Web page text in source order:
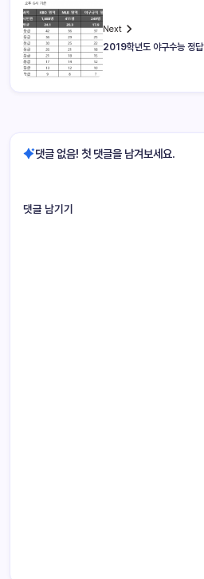
Next
2019학년도 야구수능 정답
댓글 없음! 첫 댓글을 남겨보세요.
댓글 남기기